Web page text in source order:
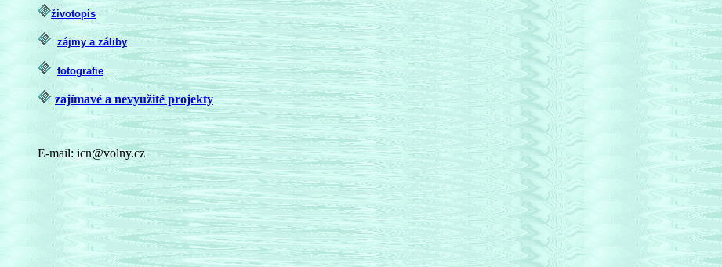
životopis
zájmy a záliby
fotografie
zajímavé a nevyužitéprojekty
E-mail: icn@volny.cz